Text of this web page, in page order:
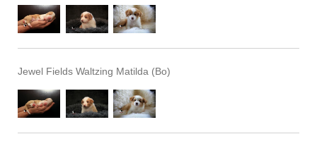
Jewel Fields Waltzing Matilda (Bo)